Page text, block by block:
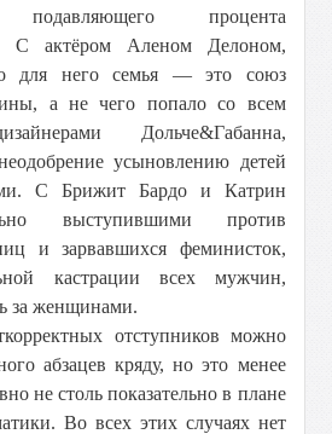
подавляющего процента
С актёром Аленом Делоном,
для него семья — это союз
а не чего попало со всем
Дольче&Габаннa,
усыновлению детей
С Брижит Бардо и Катрин
выступившими против
и зарвавшихся феминисток,
кастрации всех мужчин,
за женщинами.
отступников можно
абзацев кряду, но это менее
не столь показательно в плане
Во всех этих случаях нет